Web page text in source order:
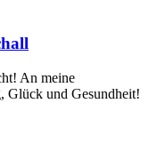
An meine
Glück und Gesundheit!